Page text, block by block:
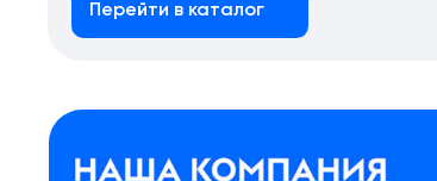
Перейти в каталог